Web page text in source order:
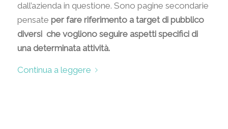
dall’azienda in questione. Sono pagine secondarie
pensate per fare riferimento a target di pubblico
diversi che vogliono seguire aspetti specifici di
una determinata attività.
Continua a leggere